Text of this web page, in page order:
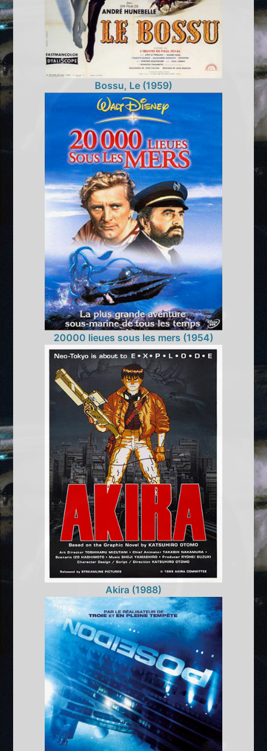
Bossu, Le (1959)
20000 lieues sous les mers (1954)
Akira (1988)